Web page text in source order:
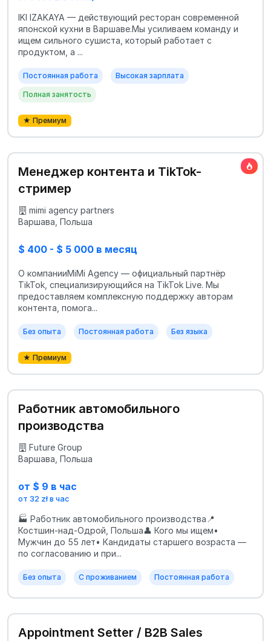
IKI IZAKAYA — действующий ресторан современной
японской кухни в Варшаве.Мы усиливаем команду и
ищем сильного сушиста, который работает с
продуктом, а ...
Постоянная работа Высокая зарплата
Полная занятость
★ Премиум
Менеджер контента и TikTok-
стример
mimi agency partners
Варшава, Польша
$ 400 - $ 5 000 в месяц
О компанииMiMi Agency — официальный партнёр
TikTok, специализирующийся на TikTok Live. Мы
предоставляем комплексную поддержку авторам
контента, помога...
Без опыта Постоянная работа Без языка
★ Премиум
Работник автомобильного
производства
Future Group
Варшава, Польша
от $ 9 в час
от 32 zł в час
🏭 Работник автомобильного производства📍
Костшин-над-Одрой, Польша👤 Кого мы ищем•
Мужчин до 55 лет• Кандидаты старшего возраста —
по согласованию и при...
Без опыта С проживанием Постоянная работа
Appointment Setter / B2B Sales